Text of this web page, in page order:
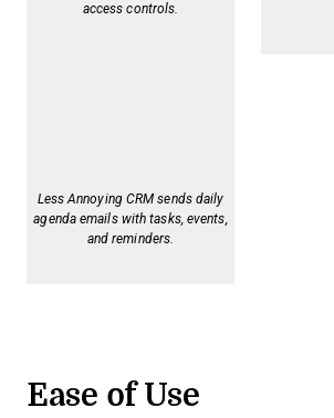
access controls.
Less Annoying CRM sends daily
agenda emails with tasks, events,
and reminders.
Ease of Use